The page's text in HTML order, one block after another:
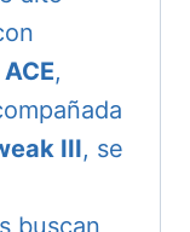
,
III, se